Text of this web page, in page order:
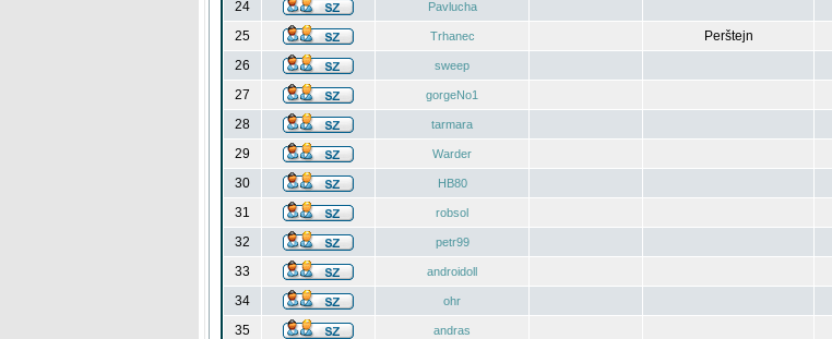
24
Pavlucha
25
Trhanec Perštejn
26
sweep
27
gorgeNo1
28
tarmara
29
Warder
30
HB80
31
robsol
32
petr99
33
androidoll
34
ohr
35
andras